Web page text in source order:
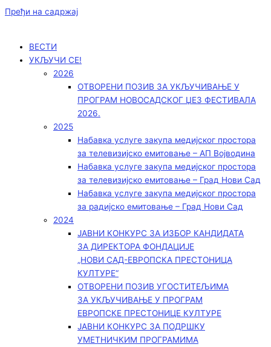
Пређи на садржај
ВЕСТИ
УКЉУЧИ СЕ!
2026
ОТВОРЕНИ ПОЗИВ ЗА УКЉУЧИВАЊЕ У
ПРОГРАМ НОВОСАДСКОГ ЏЕЗ ФЕСТИВАЛА
2026.
2025
Набавка услуге закупа медијског простора
за телевизијско емитовање – АП Војводинa
Набавка услуге закупа медијског простора
за телевизијско емитовање – Град Нови Сад
Набавка услуге закупа медијског простора
за радијско емитовање – Град Нови Сад
2024
ЈАВНИ КОНКУРС ЗА ИЗБОР КАНДИДАТА
ЗА ДИРЕКТОРА ФОНДАЦИЈЕ
„НОВИ САД-ЕВРОПСКА ПРЕСТОНИЦА
КУЛТУРЕ“
ОТВОРЕНИ ПОЗИВ УГОСТИТЕЉИМА
ЗА УКЉУЧИВАЊЕ У ПРОГРАМ
ЕВРОПСКЕ ПРЕСТОНИЦЕ КУЛТУРЕ
ЈАВНИ КОНКУРС ЗА ПОДРШКУ
УМЕТНИЧКИМ ПРОГРАМИМА